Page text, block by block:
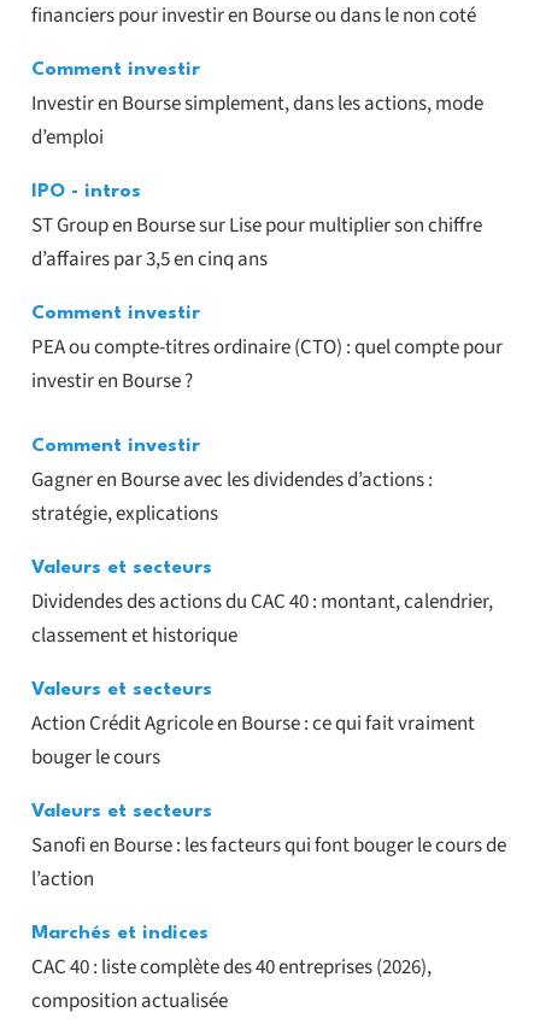
financiers pour investir en Bourse ou dans le non coté
Comment investir
Investir en Bourse simplement, dans les actions, mode
d’emploi
IPO - intros
ST Group en Bourse sur Lise pour multiplier son chiffre
d’affaires par 3,5 en cinq ans
Comment investir
PEA ou compte-titres ordinaire (CTO) : quel compte pour
investir en Bourse ?
Comment investir
Gagner en Bourse avec les dividendes d’actions :
stratégie, explications
Valeurs et secteurs
Dividendes des actions du CAC 40 : montant, calendrier,
classement et historique
Valeurs et secteurs
Action Crédit Agricole en Bourse : ce qui fait vraiment
bouger le cours
Valeurs et secteurs
Sanofi en Bourse : les facteurs qui font bouger le cours de
l’action
Marchés et indices
CAC 40 : liste complète des 40 entreprises (2026),
composition actualisée